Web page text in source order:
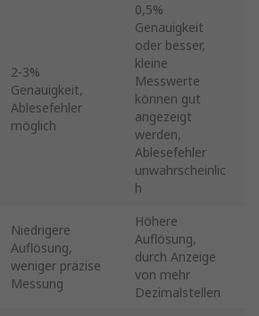
2-3%
Genauigkeit,
Ablesefehler
möglich
0,5%
Genauigkeit
oder besser,
kleine
Messwerte
können gut
angezeigt
werden,
Ablesefehler
unwahrscheinlic
h
Niedrigere
Auflösung,
weniger präzise
Messung
Höhere
Auflösung,
durch Anzeige
von mehr
Dezimalstellen